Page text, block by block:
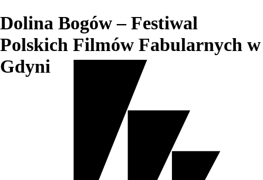
Dolina Bogów – Festiwal
Polskich Filmów Fabularnych w
Gdyni